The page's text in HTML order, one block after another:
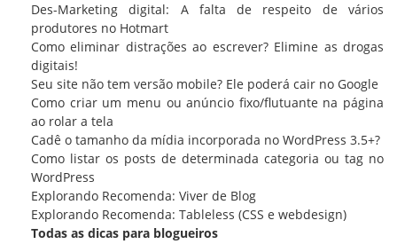
Des-Marketing digital: A falta de respeito de vários
produtores no Hotmart
Como eliminar distrações ao escrever? Elimine as drogas
digitais!
Seu site não tem versão mobile? Ele poderá cair no Google
Como criar um menu ou anúncio fixo/flutuante na página
ao rolar a tela
Cadê o tamanho da mídia incorporada no WordPress 3.5+?
Como listar os posts de determinada categoria ou tag no
WordPress
Explorando Recomenda: Viver de Blog
Explorando Recomenda: Tableless (CSS e webdesign)
Todas as dicas para blogueiros